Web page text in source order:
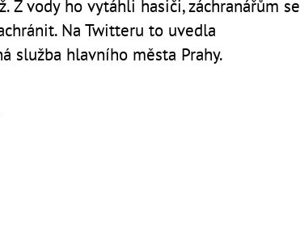
Z vody ho vytáhli hasiči, záchranářům se
Na Twitteru to uvedla
služba hlavního města Prahy.